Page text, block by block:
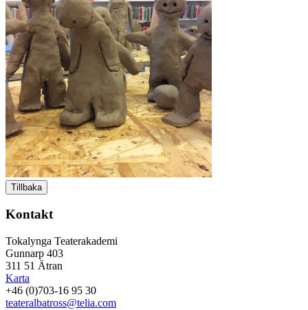
Tillbaka
Kontakt
Tokalynga Teaterakademi
Gunnarp 403
311 51 Ätran
Karta
+46 (0)703-16 95 30
teateralbatross@telia.com